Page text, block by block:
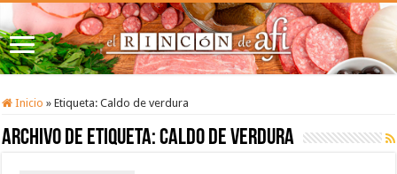
Inicio » Etiqueta:Caldo de verdura
Archivo de etiqueta:Caldo de verdura